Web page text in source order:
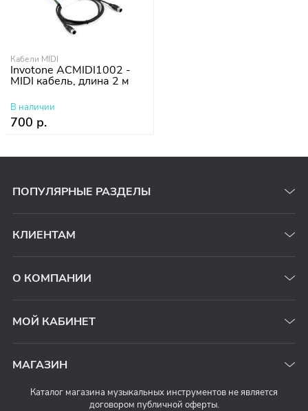
Кабели MIDI
Invotone ACMIDI1002 -
MIDI кабель, длина 2 м
В наличии
700 р.
ПОПУЛЯРНЫЕ РАЗДЕЛЫ
КЛИЕНТАМ
О КОМПАНИИ
МОЙ КАБИНЕТ
МАГАЗИН
Каталог магазина музыкальных инструментов не является
договором публичной оферты.